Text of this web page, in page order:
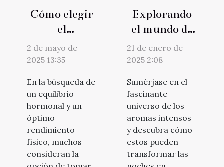
Cómo elegir
el
suplemento
de
adecuado
para ti
2 de mayo de
2025 13:35
En la búsqueda de
un equilibrio
hormonal y un
óptimo
rendimiento
físico, muchos
consideran la
Explorando
el mundo de
los aromas
intensos y
nocturnos
21 de enero de
2025 2:08
Sumérjase en el
fascinante
universo de los
aromas intensos
y descubra cómo
estos pueden
transformar las